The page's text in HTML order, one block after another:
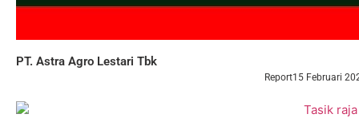
PT. Astra Agro Lestari Tbk
Report15 Februari